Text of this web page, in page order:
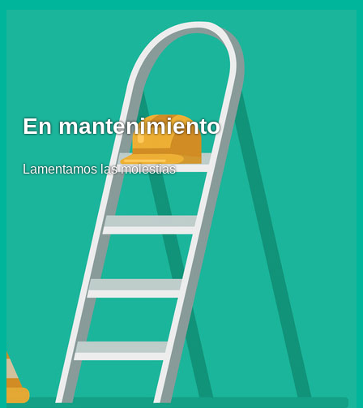
En mantenimiento
Lamentamos las molestias